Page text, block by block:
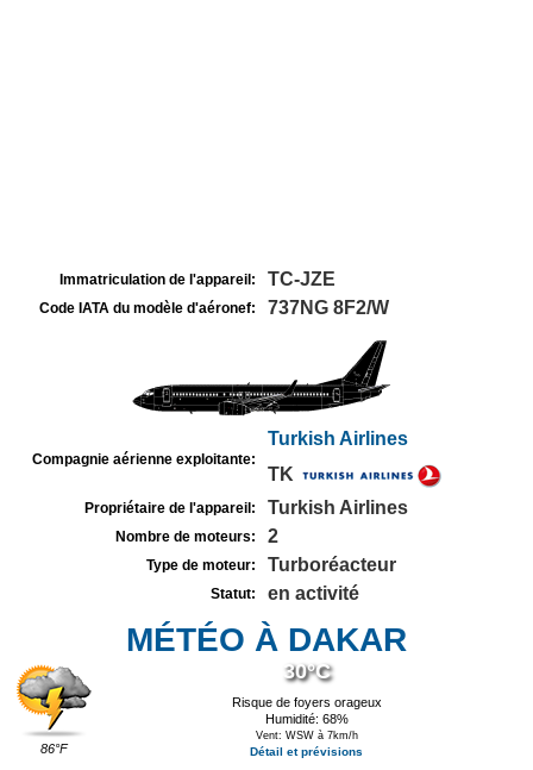
Immatriculation de l'appareil: TC-JZE
Code IATA du modèle d'aéronef: 737NG 8F2/W
Compagnie aérienne exploitante:
Turkish Airlines
TK
Propriétaire de l'appareil: Turkish Airlines
Nombre de moteurs: 2
Type de moteur: Turboréacteur
Statut: en activité
MÉTÉO À DAKAR
86°F
30°C
Risque de foyers orageux
Humidité: 68%
Vent: WSW à 7km/h
Détail et prévisions